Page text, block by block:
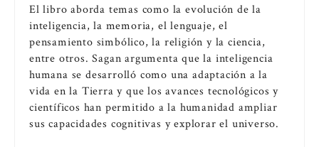
El libro aborda temas como la evolución de la
inteligencia, la memoria, el lenguaje, el
pensamiento simbólico, la religión y la ciencia,
entre otros. Sagan argumenta que la inteligencia
humana se desarrolló como una adaptación a la
vida en la Tierra y que los avances tecnológicos y
científicos han permitido a la humanidad ampliar
sus capacidades cognitivas y explorar el universo.